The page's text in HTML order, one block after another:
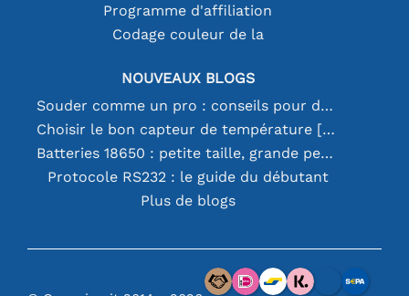
Programme d'affiliation
Codage couleur de la
NOUVEAUX BLOGS
Souder comme un pro : conseils pour des connexions électroniques parfaites
Choisir le bon capteur de température [youtube]
Batteries 18650 : petite taille, grande performance
Protocole RS232 : le guide du débutant
Plus de blogs